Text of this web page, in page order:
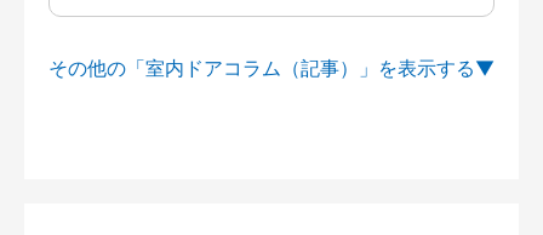
その他の「室内ドアコラム（記事）」を